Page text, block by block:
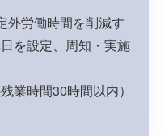
外労働時間を削減す
を設定、周知・実施
時間30時間以内）